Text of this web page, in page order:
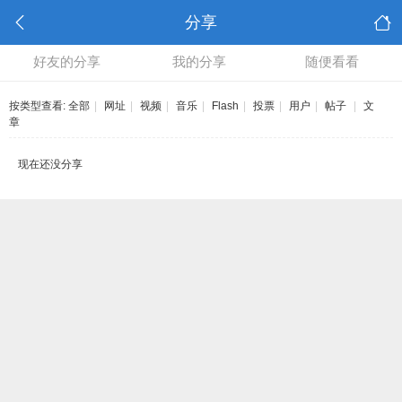
分享
好友的分享 我的分享 随便看看
按类型查看: 全部 网址 视频 音乐 Flash 投票 用户 帖子
文
章
现在还没分享